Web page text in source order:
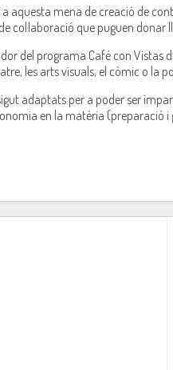
aquesta mena de creació de
col·laboració que puguen donar
del programa Café con Vistas
les arts visuals, el còmic o la
adaptats per a poder ser
en la matèria (preparació